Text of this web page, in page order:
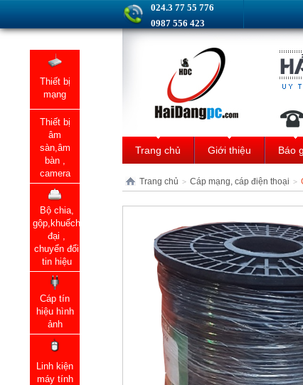
024.3 77 55 776
0987 556 423
Trang chủ Giới thiệu Báo
Trang chủ > Cáp mạng, cáp điện thoại >
Thiết bị
mạng
Thiết bị
âm
sàn,âm
bàn ,
camera
Bộ chia,
gộp,khuếch
đại ,
chuyển đổi
tin hiệu
Cáp tín
hiệu hình
ảnh
Linh kiện
máy tính